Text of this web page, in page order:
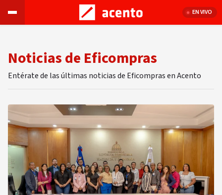
EN VIVO
Noticias de Eficompras
Entérate de las últimas noticias de Eficompras en Acento